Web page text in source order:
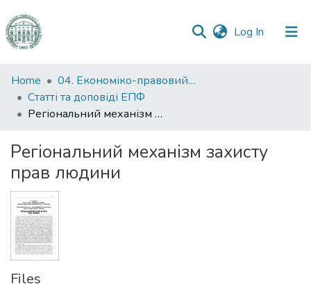
Log In (current)
Communities
&
Collections
Statistics
Home
04. Економіко-правовий факультет
Статті та доповіді ЕПФ
Регіональний механізм захисту прав людини
Регіональний механізм захисту
прав людини
Files